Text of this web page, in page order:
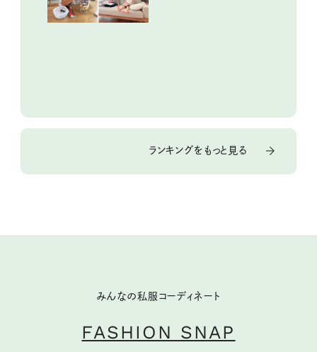
ランキングをもっと見る
みんなの私服コーディネート
FASHION SNAP